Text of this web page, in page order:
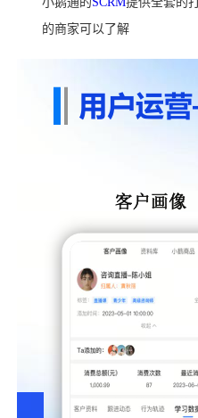
的商家可以了解